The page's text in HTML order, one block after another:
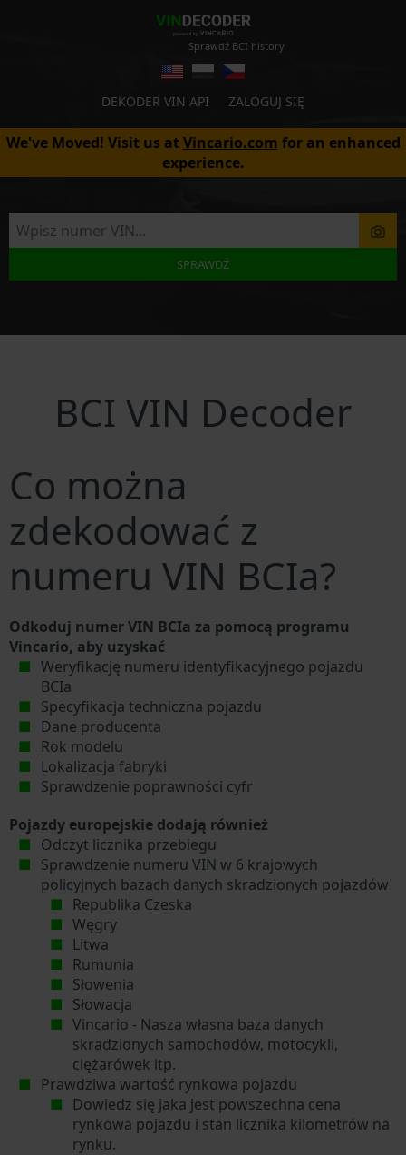
Sprawdź BCI history
DEKODER VIN API ZALOGUJ SIĘ
We've Moved! Visit us atVincario.com for an enhanced
experience.
SPRAWDŹ
BCI VIN Decoder
Co można
zdekodować z
numeru VIN BCIa?
Odkoduj numer VIN BCIa za pomocą programu
Vincario, aby uzyskać
Weryfikację numeru identyfikacyjnego pojazdu
BCIa
Specyfikacja techniczna pojazdu
Dane producenta
Rok modelu
Lokalizacja fabryki
Sprawdzenie poprawności cyfr
Pojazdy europejskie dodają również
Odczyt licznika przebiegu
Sprawdzenie numeru VIN w 6 krajowych
policyjnych bazach danych skradzionych pojazdów
Republika Czeska
Węgry
Litwa
Rumunia
Słowenia
Słowacja
Vincario - Nasza własna baza danych
skradzionych samochodów, motocykli,
ciężarówek itp.
Prawdziwa wartość rynkowa pojazdu
Dowiedz się jaka jest powszechna cena
rynkowa pojazdu i stan licznika kilometrów na
rynku.